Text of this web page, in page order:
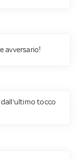
avversario!
tocco